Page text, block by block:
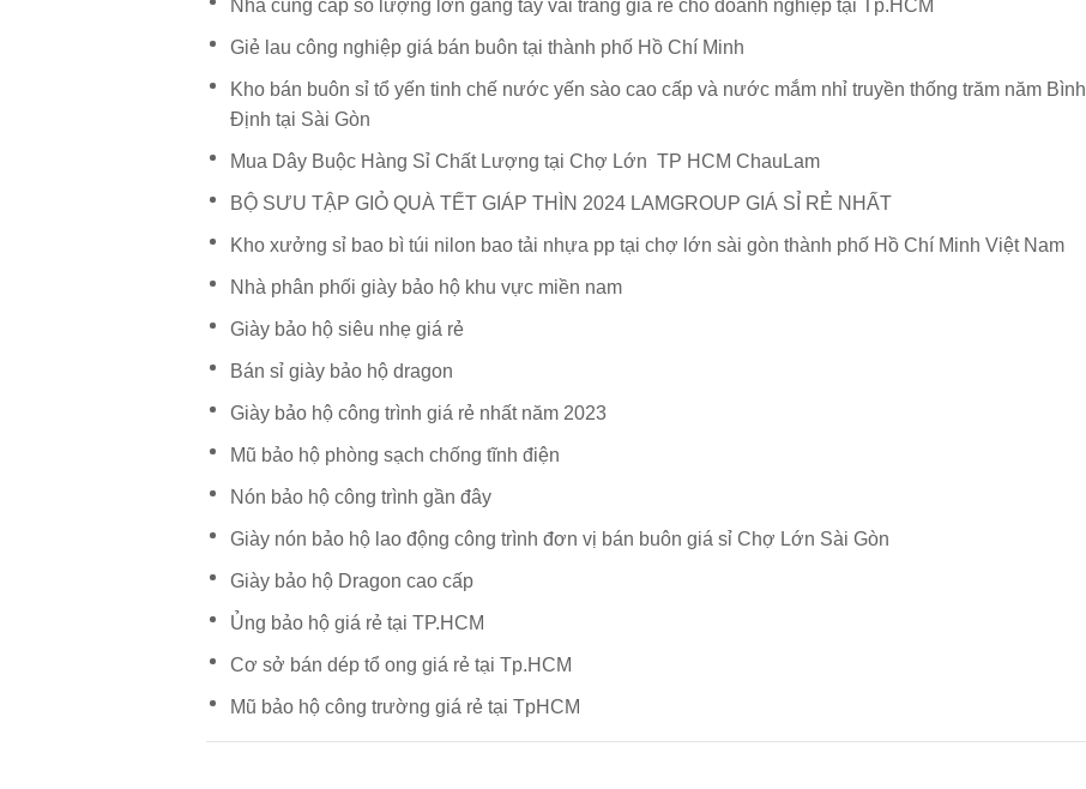
Nhà cung cấp số lượng lớn găng tay vải trắng giá rẻ cho doanh nghiệp tại Tp.HCM
Giẻ lau công nghiệp giá bán buôn tại thành phố Hồ Chí Minh
Kho bán buôn sỉ tổ yến tinh chế nước yến sào cao cấp và nước mắm nhỉ truyền thống trăm năm Bình
Định tại Sài Gòn
Mua Dây Buộc Hàng Sỉ Chất Lượng tại Chợ Lớn TP HCM ChauLam
BỘ SƯU TẬP GIỎ QUÀ TẾT GIÁP THÌN 2024 LAMGROUP GIÁ SỈ RẺ NHẤT
Kho xưởng sỉ bao bì túi nilon bao tải nhựa pp tại chợ lớn sài gòn thành phố Hồ Chí Minh Việt Nam
Nhà phân phối giày bảo hộ khu vực miền nam
Giày bảo hộ siêu nhẹ giá rẻ
Bán sỉ giày bảo hộ dragon
Giày bảo hộ công trình giá rẻ nhất năm 2023
Mũ bảo hộ phòng sạch chống tĩnh điện
Nón bảo hộ công trình gần đây
Giày nón bảo hộ lao động công trình đơn vị bán buôn giá sỉ Chợ Lớn Sài Gòn
Giày bảo hộ Dragon cao cấp
Ủng bảo hộ giá rẻ tại TP.HCM
Cơ sở bán dép tổ ong giá rẻ tại Tp.HCM
Mũ bảo hộ công trường giá rẻ tại TpHCM